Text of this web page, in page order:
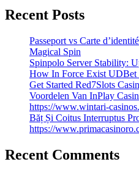
Recent Posts
Passeport vs Carte
Magical Spin
Spinpolo Server Stability:
How In Force Exist UDBet
Get Started Red7Slots
Voordelen Van InPlay
https://www.wintari-
Băț Și Coitus Interruptus
https://
Recent Comments